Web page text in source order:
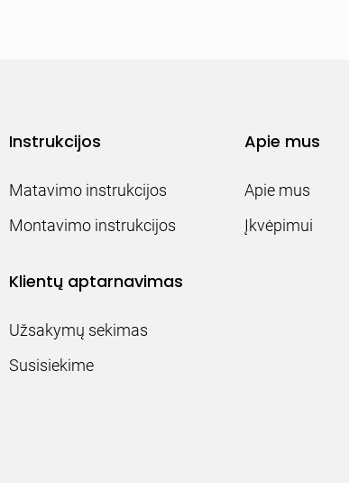
Instrukcijos
Matavimo instrukcijos
Montavimo instrukcijos
Klientų aptarnavimas
Užsakymų sekimas
Susisiekime
Apie mus
Apie mus
Įkvėpimui